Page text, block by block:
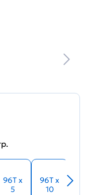
96T x
5
96T x
10